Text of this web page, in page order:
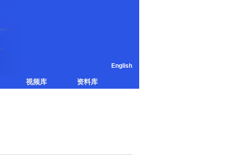
English
视频库 资料库